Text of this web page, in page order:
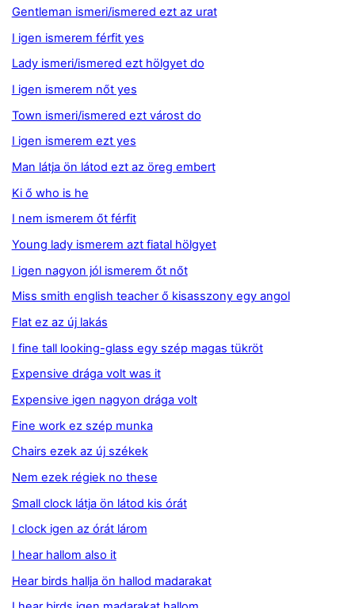
Gentleman ismeri/ismered ezt az urat
I igen ismerem férfit yes
Lady ismeri/ismered ezt hölgyet do
I igen ismerem nőt yes
Town ismeri/ismered ezt várost do
I igen ismerem ezt yes
Man látja ön látod ezt az öreg embert
Ki ő who is he
I nem ismerem őt férfit
Young lady ismerem azt fiatal hölgyet
I igen nagyon jól ismerem őt nőt
Miss smith english teacher ő kisasszony egy angol
Flat ez az új lakás
I fine tall looking-glass egy szép magas tükröt
Expensive drága volt was it
Expensive igen nagyon drága volt
Fine work ez szép munka
Chairs ezek az új székek
Nem ezek régiek no these
Small clock látja ön látod kis órát
I clock igen az órát lárom
I hear hallom also it
Hear birds hallja ön hallod madarakat